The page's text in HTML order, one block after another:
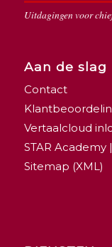
Uitdagingen voor
Aan de slag
Contact
Vertaalcloud
STAR Academy
Sitemap (XML)